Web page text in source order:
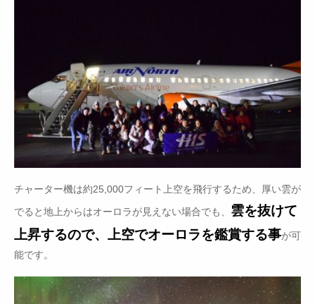
チャーター機は約25,000フィート上空を飛行するため、厚い雲が
でると地上からはオーロラが見えない場合でも、 雲を抜けて
上昇するので、上空でオーロラを鑑賞する事が可
能です。